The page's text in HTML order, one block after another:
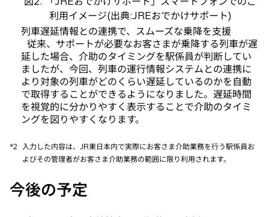
利用イメージ(出典:JREおでかけサポート)
列車遅延情報との連携で、スムーズな乗降を支援
従来、サポートが必要なお客さまが乗降する列車が遅
延した場合、介助のタイミングを駅係員が判断してい
ましたが、今回、列車の運行情報システムとの連携に
より対象の列車がどのくらい遅延しているのかを自動
で取得することができるようになりました。遅延時間
を視覚的に分かりやすく表示することで介助のタイミ
ングを図りやすくなります。
*2
入力した内容は、JR東日本内で実際にお客さま介助業務を行う駅係員お
よびその管理者がお客さま介助業務の範囲に限り利用されます。
今後の予定